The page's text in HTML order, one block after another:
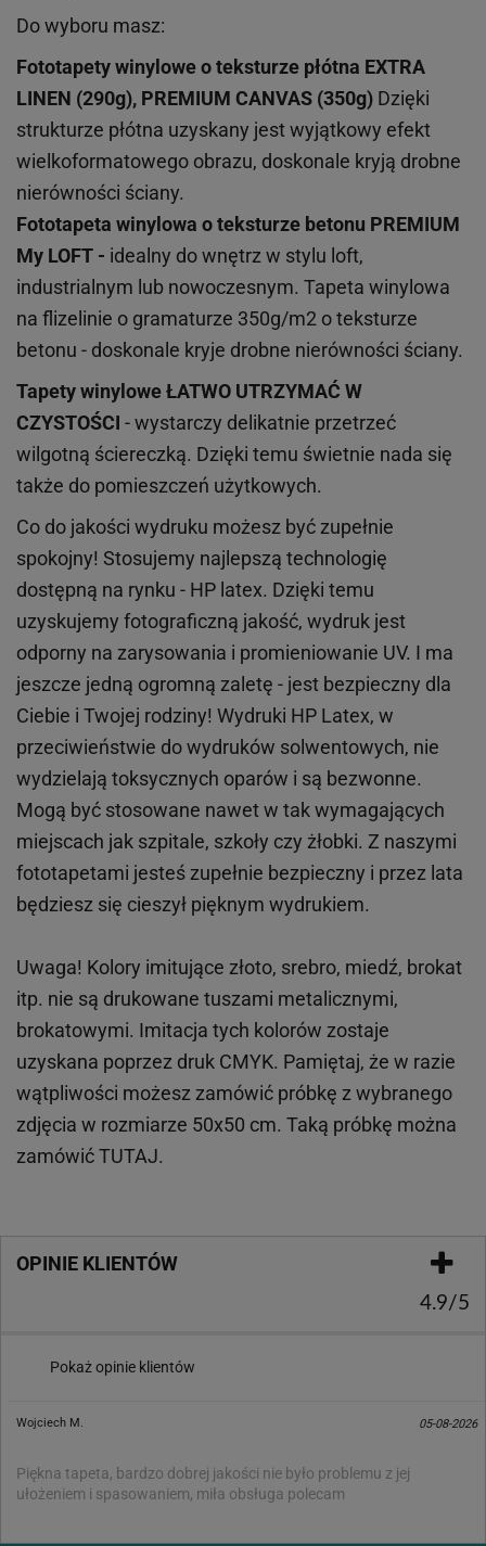
Do wyboru masz:
Fototapety winylowe oteksturze płótna EXTRA
LINEN (290g), PREMIUM CANVAS (350g) Dzięki
strukturze płótna uzyskany jest wyjątkowy efekt
wielkoformatowego obrazu, doskonale kryją drobne
nierówności ściany.
Fototapeta winylowa oteksturze betonu PREMIUM
My LOFT - idealny do wnętrz w stylu loft,
industrialnym lub nowoczesnym. Tapeta winylowa
na flizelinie o gramaturze 350g/m2 o teksturze
betonu - doskonale kryje drobne nierówności ściany.
Tapety winyloweŁATWO UTRZYMAĆ W
CZYSTOŚCI - wystarczy delikatnie przetrzeć
wilgotną ściereczką. Dzięki temu świetnie nada się
także do pomieszczeń użytkowych.
Co do jakości wydruku możesz być zupełnie
spokojny! Stosujemy najlepszą technologię
dostępną na rynku - HP latex. Dzięki temu
uzyskujemy fotograficzną jakość, wydruk jest
odporny na zarysowania i promieniowanie UV. I ma
jeszcze jedną ogromną zaletę - jest bezpieczny dla
Ciebie i Twojej rodziny! Wydruki HP Latex, w
przeciwieństwie do wydruków solwentowych, nie
wydzielają toksycznych oparów i są bezwonne.
Mogą być stosowane nawet w tak wymagających
miejscach jak szpitale, szkoły czy żłobki. Z naszymi
fototapetami jesteś zupełnie bezpieczny i przez lata
będziesz się cieszył pięknym wydrukiem.
Uwaga! Kolory imitujące złoto, srebro, miedź, brokat
itp. nie są drukowane tuszami metalicznymi,
brokatowymi. Imitacja tych kolorów zostaje
uzyskana poprzez druk CMYK. Pamiętaj, że w razie
wątpliwości możesz zamówić próbkę z wybranego
zdjęcia w rozmiarze 50x50 cm. Taką próbkę można
zamówićTUTAJ.
OPINIE KLIENTÓW
4.9/5
Pokaż opinie klientów
Wojciech M. 05-08-2026
Piękna tapeta, bardzo dobrej jakości nie było problemu z jej
ułożeniem i spasowaniem, miła obsługa polecam